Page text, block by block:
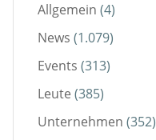
Allgemein (4)
News (1.079)
Events (313)
Leute (385)
Unternehmen (352)